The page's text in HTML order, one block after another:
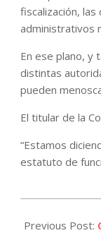
fiscalización,
administrativos
En ese plano, y
distintas
pueden
El titular de la
“Estamos
estatuto de
10-
Previous Post: